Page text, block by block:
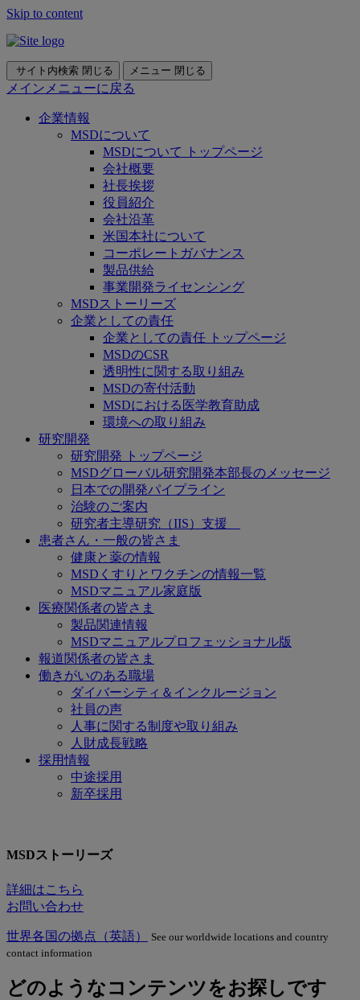
Skip to content
サイト内検索 閉じる メニュー 閉じる
メインメニューに戻る
企業情報
MSDについて
MSDについて トップページ
会社概要
社長挨拶
役員紹介
会社沿革
米国本社について
コーポレートガバナンス
製品供給
事業開発ライセンシング
MSDストーリーズ
企業としての責任
企業としての責任 トップページ
MSDのCSR
透明性に関する取り組み
MSDの寄付活動
MSDにおける医学教育助成
環境への取り組み
研究開発
研究開発 トップページ
MSDグローバル研究開発本部長のメッセージ
日本での開発パイプライン
治験のご案内
研究者主導研究（IIS）支援
患者さん・一般の皆さま
健康と薬の情報
MSDくすりとワクチンの情報一覧
MSDマニュアル家庭版
医療関係者の皆さま
製品関連情報
MSDマニュアルプロフェッショナル版
報道関係者の皆さま
働きがいのある職場
ダイバーシティ＆インクルージョン
社員の声
人事に関する制度や取り組み
人財成長戦略
採用情報
中途採用
新卒採用
MSDストーリーズ
詳細はこちら
お問い合わせ
世界各国の拠点（英語）
See our worldwide locations and country
contact information
どのようなコンテンツをお探しです